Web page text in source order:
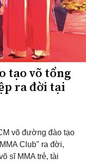
tạo võ tổng
ra đời tại
võ đường đào tạo
Club" ra đời,
sĩ MMA trẻ, tài